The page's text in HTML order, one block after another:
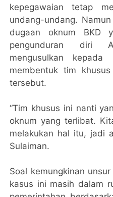
kepegawaian tetap
undang-undang.
dugaan oknum BKD
pengunduran diri
mengusulkan
membentuk tim
tersebut.
“Tim khusus ini nanti
oknum yang terlibat.
melakukan hal itu, jadi
Sulaiman.
Soal kemungkinan
kasus ini masih dalam